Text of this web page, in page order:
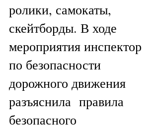
ролики, самокаты,
скейтборды. В ходе
мероприятия инспектор
по безопасности
дорожного движения
разъяснила  правила
безопасного